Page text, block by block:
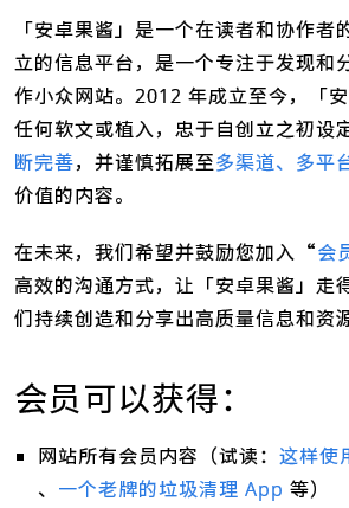
「安卓果酱」是一个在读者和协作者
立的信息平台，是一个专注于发现和
作小众网站。2012 年成立至今，「
任何软文或植入，忠于自创立之初设
断完善，并谨慎拓展至多渠道、多平
价值的内容。
在未来，我们希望并鼓励您加入“会
高效的沟通方式，让「安卓果酱」走
们持续创造和分享出高质量信息和资源
会员可以获得：
网站所有会员内容（试读： 这样使
、 一个老牌的垃圾清理 App 等）